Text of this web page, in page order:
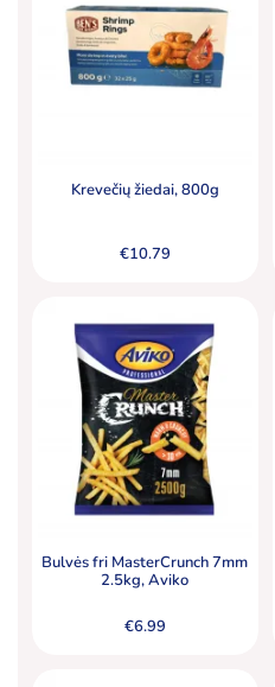
Krevečių žiedai, 800g
€10.79
Bulvės fri MasterCrunch 7mm
2.5kg, Aviko
€6.99